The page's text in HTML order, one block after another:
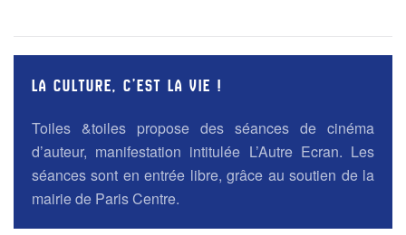
LA CULTURE, C’EST LA VIE !
Toiles &toiles propose des séances de cinéma
d’auteur, manifestation intitulée L’Autre Ecran. Les
séances sont en entrée libre, grâce au soutien de la
mairie de Paris Centre.